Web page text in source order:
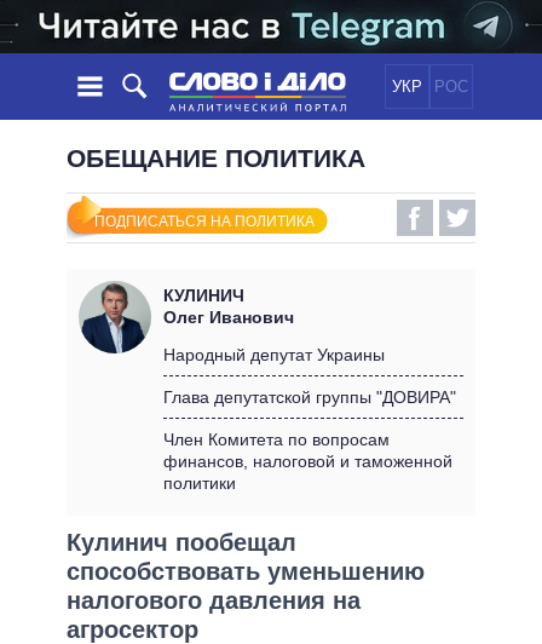
УКР РОС
НОВОСТИ
ЛЕНТА
СОБЫТИЯ
СТАТЬИ
МНЕНИЯ
ОБЗОРЫ
ДАЙДЖЕСТЫ
ПОЛИТИКА
ЭКОНОМИКА
МИР
ОБЕЩАНИЯ
ВСЕ ПОЛИТИКИ
ПРЕЗИДЕНТ И ОФИС
КАБИНЕТ МИНИСТРОВ
ГЛАВЫ ОБЛАДМИНИСТРАЦИЙ
ИНФОГРАФИКА
ВИДЕО
ПОДДЕРЖАТЬ
СРАВНЕНИЕ ПОЛИТИКОВ
ОБЕЩАНИЕ ПОЛИТИКА
ПОДПИСАТЬСЯ НА ПОЛИТИКА
КУЛИНИЧ
Олег Иванович
Народный депутат Украины
Глава депутатской группы "ДОВИРА"
Член Комитета по вопросам
финансов, налоговой и таможенной
политики
Кулинич пообещал
способствовать уменьшению
налогового давления на
агросектор